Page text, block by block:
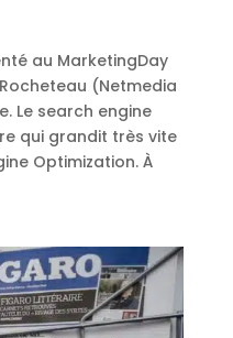
au MarketingDay
(Netmedia
Le search engine
qui grandit très vite
Optimization. À